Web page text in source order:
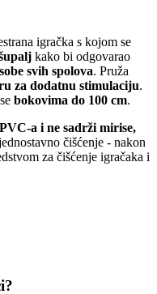
igračka s kojom se
kako bi odgovarao
svih spolova. Pruža
za dodatnu stimulaciju.
bokovima do 100 cm.
a i ne sadrži mirise,
čišćenje - nakon
za čišćenje igračaka i